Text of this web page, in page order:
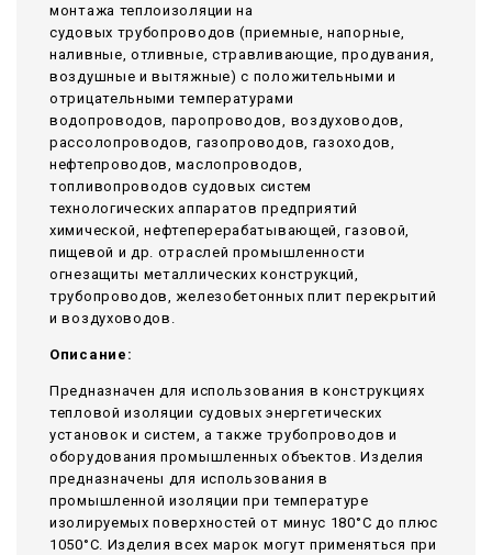
монтажа теплоизоляции на
судовых трубопроводов (приемные, напорные,
наливные, отливные, стравливающие, продувания,
воздушные и вытяжные) с положительными и
отрицательными температурами
водопроводов, паропроводов, воздуховодов,
рассолопроводов, газопроводов, газоходов,
нефтепроводов, маслопроводов,
топливопроводов судовых систем
технологических аппаратов предприятий
химической, нефтеперерабатывающей, газовой,
пищевой и др. отраслей промышленности
огнезащиты металлических конструкций,
трубопроводов, железобетонных плит перекрытий
и воздуховодов.
Описание:
Предназначен для использования в конструкциях
тепловой изоляции судовых энергетических
установок и систем, а также трубопроводов и
оборудования промышленных объектов. Изделия
предназначены для использования в
промышленной изоляции при температуре
изолируемых поверхностей от минус 180°С до плюс
1050°С. Изделия всех марок могут применяться при